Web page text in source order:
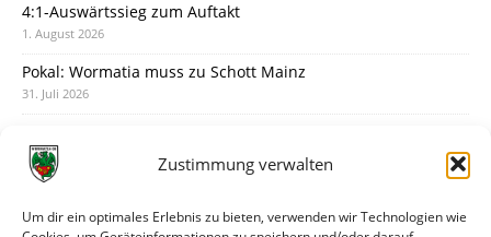
Zustimmung verwalten
Um dir ein optimales Erlebnis zu bieten, verwenden wir Technologien wie
4:1-Auswärtssieg zum Auftakt
1. August 2026
Pokal: Wormatia muss zu Schott Mainz
31. Juli 2026
30. Juli 2026
28. Juli 2026